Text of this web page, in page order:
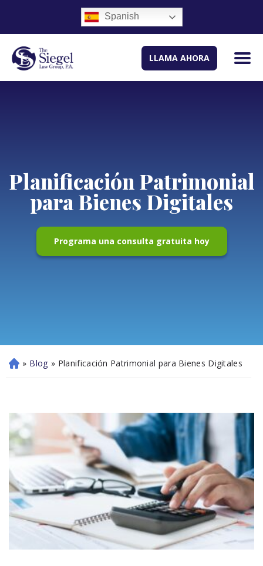
Spanish
LLAMA AHORA
Planificación Patrimonial
para Bienes Digitales
Programa una consulta gratuita hoy
Ini » Blog » Planificación Patrimonial para Bienes Digitales